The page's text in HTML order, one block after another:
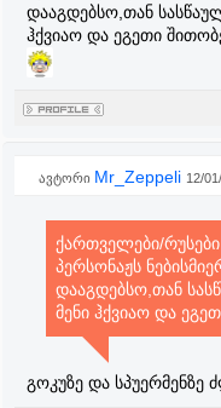
დააგდებსო,თან
ჰქვიაო და ეგეთი
ავტორი Mr_Zeppeli 12/
ქართველები/
პერსონაჟს
დააგდებსო,თან
მენი ჰქვიაო და
გოკუზე და სპუერმენზე